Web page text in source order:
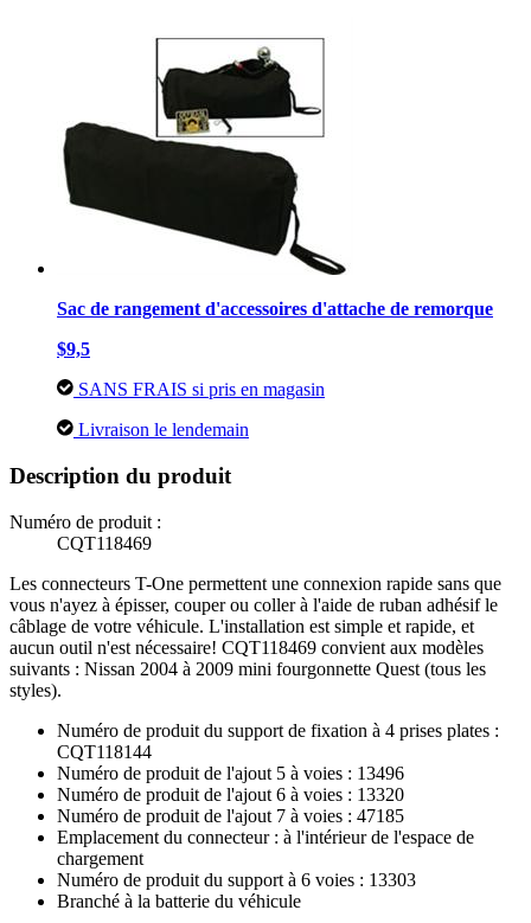
Sac de rangement d'accessoires d'attache de remorque
$9,5
SANS FRAIS si pris en magasin
Livraison le lendemain
Description du produit
Numéro de produit :
CQT118469
Les connecteurs T-One permettent une connexion rapide sans que
vous n'ayez à épisser, couper ou coller à l'aide de ruban adhésif le
câblage de votre véhicule. L'installation est simple et rapide, et
aucun outil n'est nécessaire! CQT118469 convient aux modèles
suivants : Nissan 2004 à 2009 mini fourgonnette Quest (tous les
styles).
Numéro de produit du support de fixation à 4 prises plates :
CQT118144
Numéro de produit de l'ajout 5 à voies : 13496
Numéro de produit de l'ajout 6 à voies : 13320
Numéro de produit de l'ajout 7 à voies : 47185
Emplacement du connecteur : à l'intérieur de l'espace de
chargement
Numéro de produit du support à 6 voies : 13303
Branché à la batterie du véhicule